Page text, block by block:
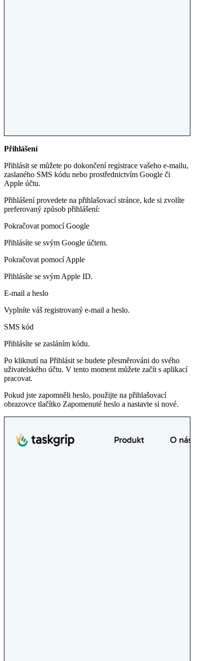
Přihlášení
Přihlásit se můžete po dokončení registrace vašeho e-mailu,
zaslaného SMS kódu nebo prostřednictvím Google či
Apple účtu.
Přihlášení provedete na přihlašovací stránce, kde si zvolíte
preferovaný způsob přihlášení:
Pokračovat pomocí Google
Přihlásíte se svým Google účtem.
Pokračovat pomocí Apple
Přihlásíte se svým Apple ID.
E-mail a heslo
Vyplníte váš registrovaný e-mail a heslo.
SMS kód
Přihlásíte se zasláním kódu.
Po kliknutí na Přihlásit se budete přesměrováni do svého
uživatelského účtu. V tento moment můžete začít s aplikací
pracovat.
Pokud jste zapomněli heslo, použijte na přihlašovací
obrazovce tlačítko Zapomenuté heslo a nastavte si nové.